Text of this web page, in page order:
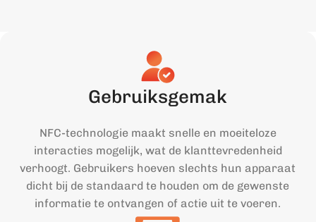
Gebruiksgemak
NFC-technologie maakt snelle en moeiteloze
interacties mogelijk, wat de klanttevredenheid
verhoogt. Gebruikers hoeven slechts hun apparaat
dicht bij de standaard te houden om de gewenste
informatie te ontvangen of actie uit te voeren.